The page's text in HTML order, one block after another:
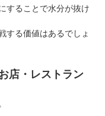
することで水分が抜け
する価値はあるでしょ
店・レストラン